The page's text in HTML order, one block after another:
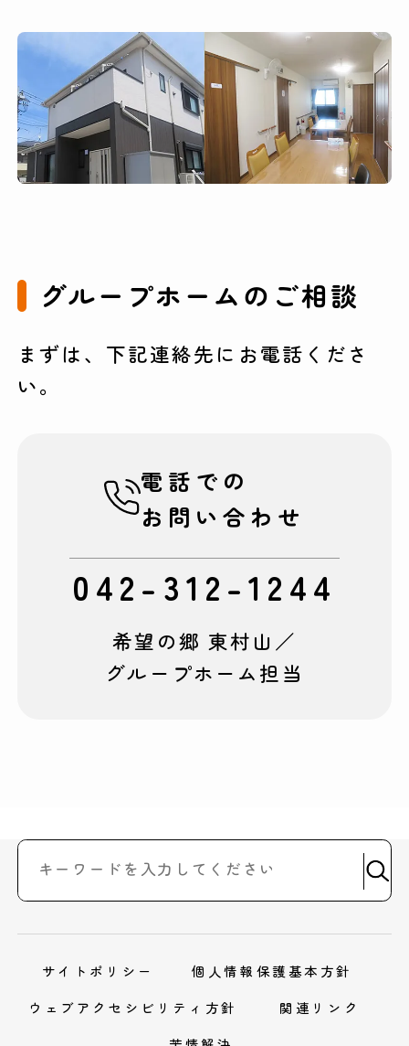
グループホームのご相談
まずは、下記連絡先にお電話くださ
い。
電話での
お問い合わせ
042-312-1244
希望の郷 東村山／
グループホーム担当
サイトポリシー
個人情報保護基本方針
ウェブアクセシビリティ方針
関連リンク